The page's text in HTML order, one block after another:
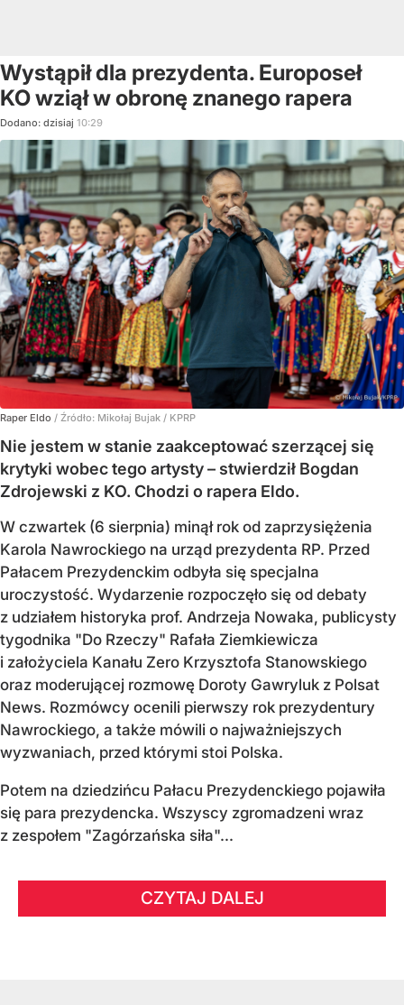
Wystąpił dla prezydenta. Europoseł
KO wziął w obronę znanego rapera
Dodano: dzisiaj 10:29
Raper Eldo / Źródło: Mikołaj Bujak / KPRP
Nie jestem w stanie zaakceptować szerzącej się
krytyki wobec tego artysty – stwierdził Bogdan
Zdrojewski z KO. Chodzi o rapera Eldo.
W czwartek (6 sierpnia) minął rok od zaprzysiężenia
Karola Nawrockiego na urząd prezydenta RP. Przed
Pałacem Prezydenckim odbyła się specjalna
uroczystość. Wydarzenie rozpoczęło się od debaty
z udziałem historyka prof. Andrzeja Nowaka, publicysty
tygodnika "Do Rzeczy" Rafała Ziemkiewicza
i założyciela Kanału Zero Krzysztofa Stanowskiego
oraz moderującej rozmowę Doroty Gawryluk z Polsat
News. Rozmówcy ocenili pierwszy rok prezydentury
Nawrockiego, a także mówili o najważniejszych
wyzwaniach, przed którymi stoi Polska.
Potem na dziedzińcu Pałacu Prezydenckiego pojawiła
się para prezydencka. Wszyscy zgromadzeni wraz
z zespołem "Zagórzańska siła"...
CZYTAJ DALEJ